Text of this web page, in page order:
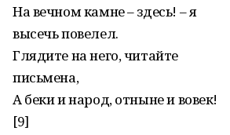
На вечном камне – здесь! – я
высечь повелел.
Глядите на него, читайте
письмена,
А беки и народ, отныне и вовек!
[9]